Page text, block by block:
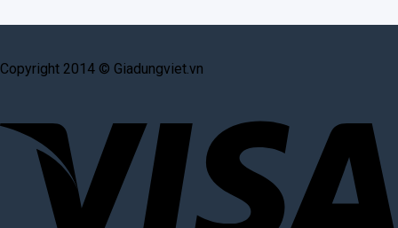
Copyright 2014 © Giadungviet.vn